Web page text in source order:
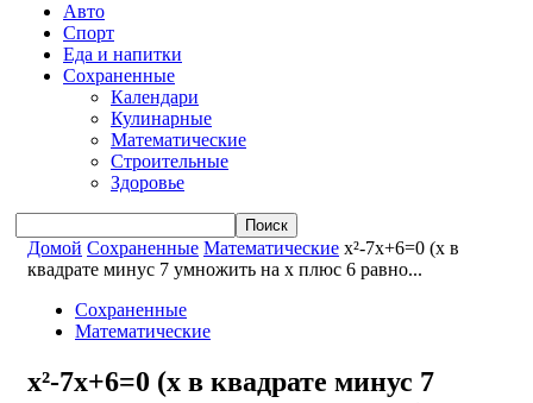
Авто
Спорт
Еда и напитки
Сохраненные
Календари
Кулинарные
Математические
Строительные
Здоровье
Домой Сохраненные Математические x²-7x+6=0 (x в
квадрате минус 7 умножить на x плюс 6 равно...
Сохраненные
Математические
x²-7x+6=0 (x в квадрате минус 7